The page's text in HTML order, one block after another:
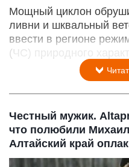
Мощный циклон
ливни и шквальный
ввести в регионе
(ЧС) природного
Честный мужик.
что полюбили
Алтайский край